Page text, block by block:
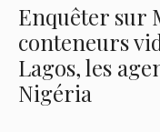
Enquêter sur
conteneurs
Lagos, les
Nigéria